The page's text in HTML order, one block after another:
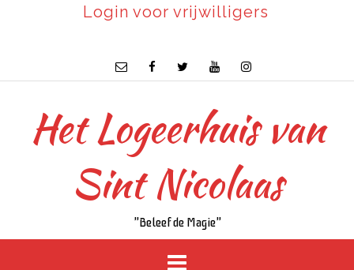
Login voor vrijwilligers
Het Logeerhuis van
Sint Nicolaas
"Beleef de Magie"